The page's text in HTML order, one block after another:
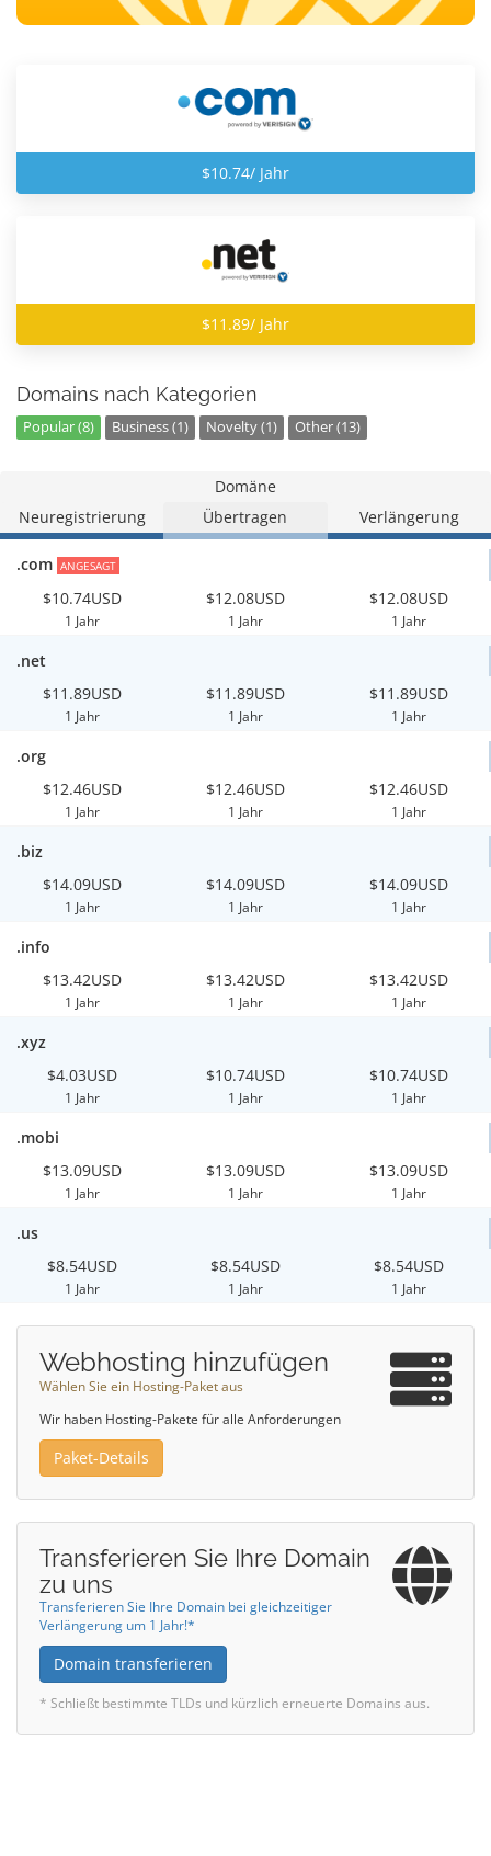
$10.74/ Jahr
$11.89/ Jahr
Domains nach Kategorien
Popular (8) Business (1) Novelty (1) Other (13)
Domäne
Neuregistrierung
Übertragen Verlängerung
.com ANGESAGT
$10.74USD
1 Jahr
$12.08USD
1 Jahr
$12.08USD
1 Jahr
.net
$11.89USD
1 Jahr
$11.89USD
1 Jahr
$11.89USD
1 Jahr
.org
$12.46USD
1 Jahr
$12.46USD
1 Jahr
$12.46USD
1 Jahr
.biz
$14.09USD
1 Jahr
$14.09USD
1 Jahr
$14.09USD
1 Jahr
.info
$13.42USD
1 Jahr
$13.42USD
1 Jahr
$13.42USD
1 Jahr
.xyz
$4.03USD
1 Jahr
$10.74USD
1 Jahr
$10.74USD
1 Jahr
.mobi
$13.09USD
1 Jahr
$13.09USD
1 Jahr
$13.09USD
1 Jahr
.us
$8.54USD
1 Jahr
$8.54USD
1 Jahr
$8.54USD
1 Jahr
Webhosting hinzufügen
Wählen Sie ein Hosting-Paket aus
Wir haben Hosting-Pakete für alle Anforderungen
Paket-Details
Transferieren Sie Ihre Domain
zu uns
Transferieren Sie Ihre Domain bei gleichzeitiger
Verlängerung um 1 Jahr!*
Domain transferieren
* Schließt bestimmte TLDs und kürzlich erneuerte Domains aus.